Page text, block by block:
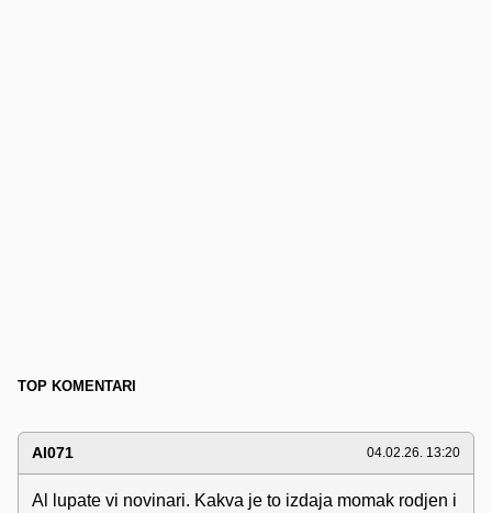
TOP KOMENTARI
Al071 04.02.26. 13:20
Al lupate vi novinari. Kakva je to izdaja momak rodjen i